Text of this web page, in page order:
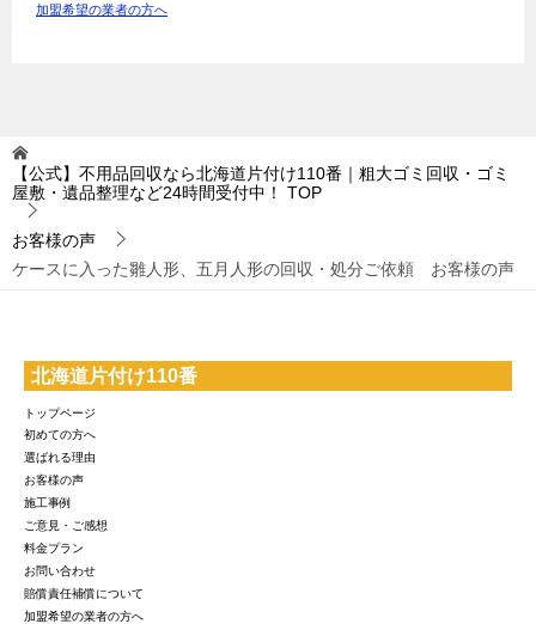
加盟希望の業者の方へ
【公式】不用品回収なら北海道片付け110番｜粗大ゴミ回収・ゴミ
屋敷・遺品整理など24時間受付中！
TOP
お客様の声
ケースに入った雛人形、五月人形の回収・処分ご依頼 お客様の声
北海道片付け110番
トップページ
初めての方へ
選ばれる理由
お客様の声
施工事例
ご意見・ご感想
料金プラン
お問い合わせ
賠償責任補償について
加盟希望の業者の方へ